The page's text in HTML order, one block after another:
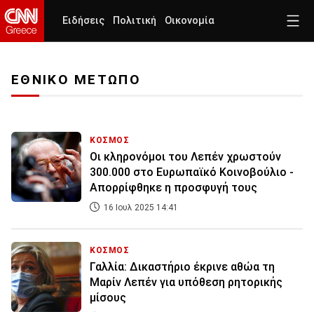
Ειδήσεις Πολιτική Οικονομία
ΕΘΝΙΚΟ ΜΕΤΩΠΟ
ΚΟΣΜΟΣ
Οι κληρονόμοι του Λεπέν χρωστούν
300.000 στο Ευρωπαϊκό Κοινοβούλιο -
Απορρίφθηκε η προσφυγή τους
16 Ιουλ 2025 14:41
ΚΟΣΜΟΣ
Γαλλία: Δικαστήριο έκρινε αθώα τη
Μαρίν Λεπέν για υπόθεση ρητορικής
μίσους